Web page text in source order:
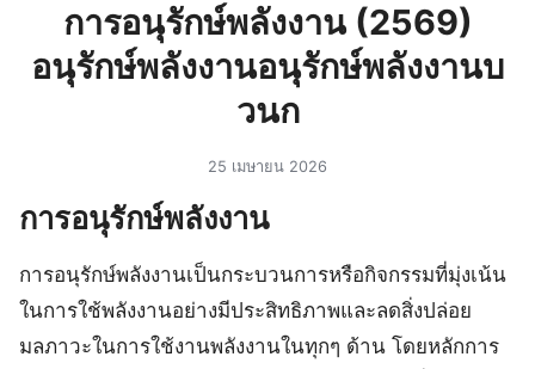
การอนุรักษ์พลังงาน (2569)
อนุรักษ์พลังงานอนุรักษ์พลังงานบ
วนก
25 เมษายน 2026
การอนุรักษ์พลังงาน
การอนุรักษ์พลังงานเป็นกระบวนการหรือกิจกรรมที่มุ่งเน้น
ในการใช้พลังงานอย่างมีประสิทธิภาพและลดสิ่งปล่อย
มลภาวะในการใช้งานพลังงานในทุกๆ ด้าน โดยหลักการ